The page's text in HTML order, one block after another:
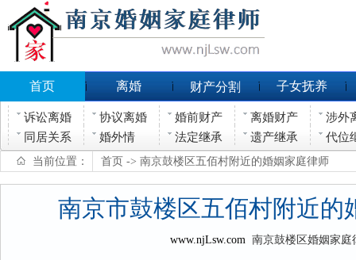
首页 离婚 财产分割 子女抚养
诉讼离婚 协议离婚 婚前财产 离婚财产
涉外
同居关系
婚外情 法定继承 遗产继承 代位
当前位置： 首页 -> 南京鼓楼区五佰村附近的婚姻家庭律师
南京市鼓楼区五佰村附近的
www.njLsw.com南京鼓楼区婚姻家庭